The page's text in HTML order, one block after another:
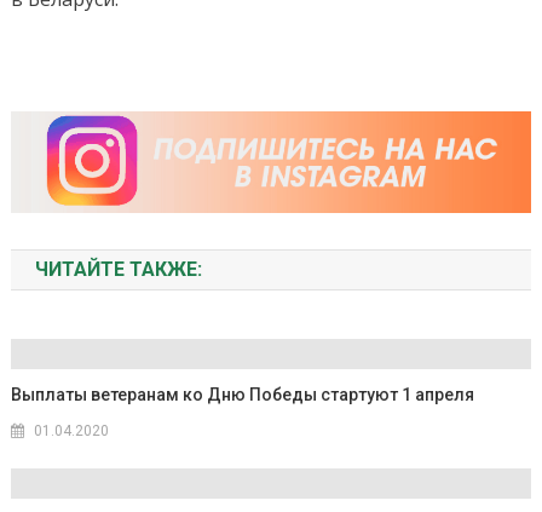
ЧИТАЙТЕ ТАКЖЕ:
Выплаты ветеранам ко Дню Победы стартуют 1 апреля
01.04.2020